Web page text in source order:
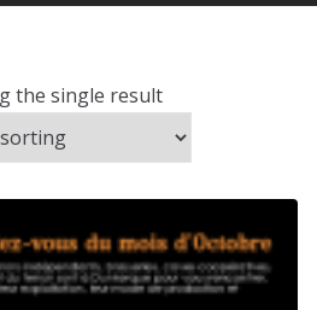
the single result